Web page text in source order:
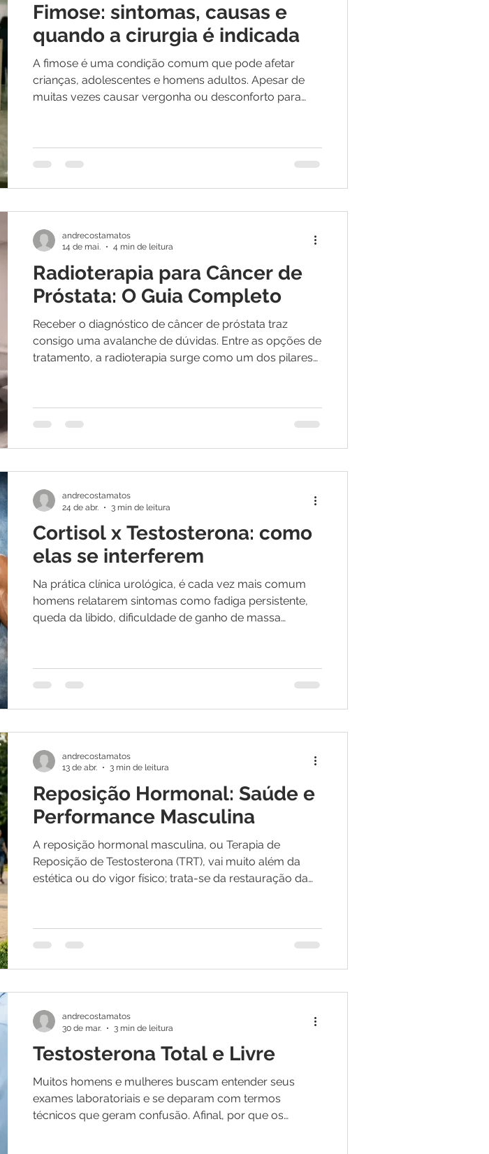
Fimose: sintomas, causas e
quando a cirurgia é indicada
A fimose é uma condição comum que pode afetar
crianças, adolescentes e homens adultos. Apesar de
muitas vezes causar vergonha ou desconforto para
masculina. Com o avanço das técnicas cirúrgicas e
maior acesso à informação, muitos pacientes buscam
tratamento. Neste artigo
Radioterapia para Câncer de
Próstata: O Guia Completo
Receber o diagnóstico de câncer de próstata traz
consigo uma avalanche de dúvidas. Entre as opções de
tratamento, a radioterapia surge como um dos pilares
familiar está considerando essa jornada, este guia
técnico — porém acessível — explicará como a
Radioterapia e como ela combate o
andrecostamatos
14 de mai.
4 min de leitura
Cortisol x Testosterona: como
elas se interferem
Na prática clínica urológica, é cada vez mais comum
homens relatarem sintomas como fadiga persistente,
queda da libido, dificuldade de ganho de massa
frequentemente existe um fator central envolvido: o
desequilíbrio entre cortisol e testosterona. O cortisol
impactando diretamente
andrecostamatos
24 de abr.
3 min de leitura
Reposição Hormonal: Saúde e
Performance Masculina
A reposição hormonal masculina, ou Terapia de
Reposição de Testosterona (TRT), vai muito além da
estética ou do vigor físico; trata-se da restauração da
identificando uma falha funcional no eixo hipotálamo-
hipófise-gonadal, resultando em níveis de testosterona
tratamento é uma intervenção personaliza
andrecostamatos
13 de abr.
3 min de leitura
Testosterona Total e Livre
Muitos homens e mulheres buscam entender seus
exames laboratoriais e se deparam com termos
técnicos que geram confusão. Afinal, por que os
andrecostamatos
30 de mar.
3 min de leitura